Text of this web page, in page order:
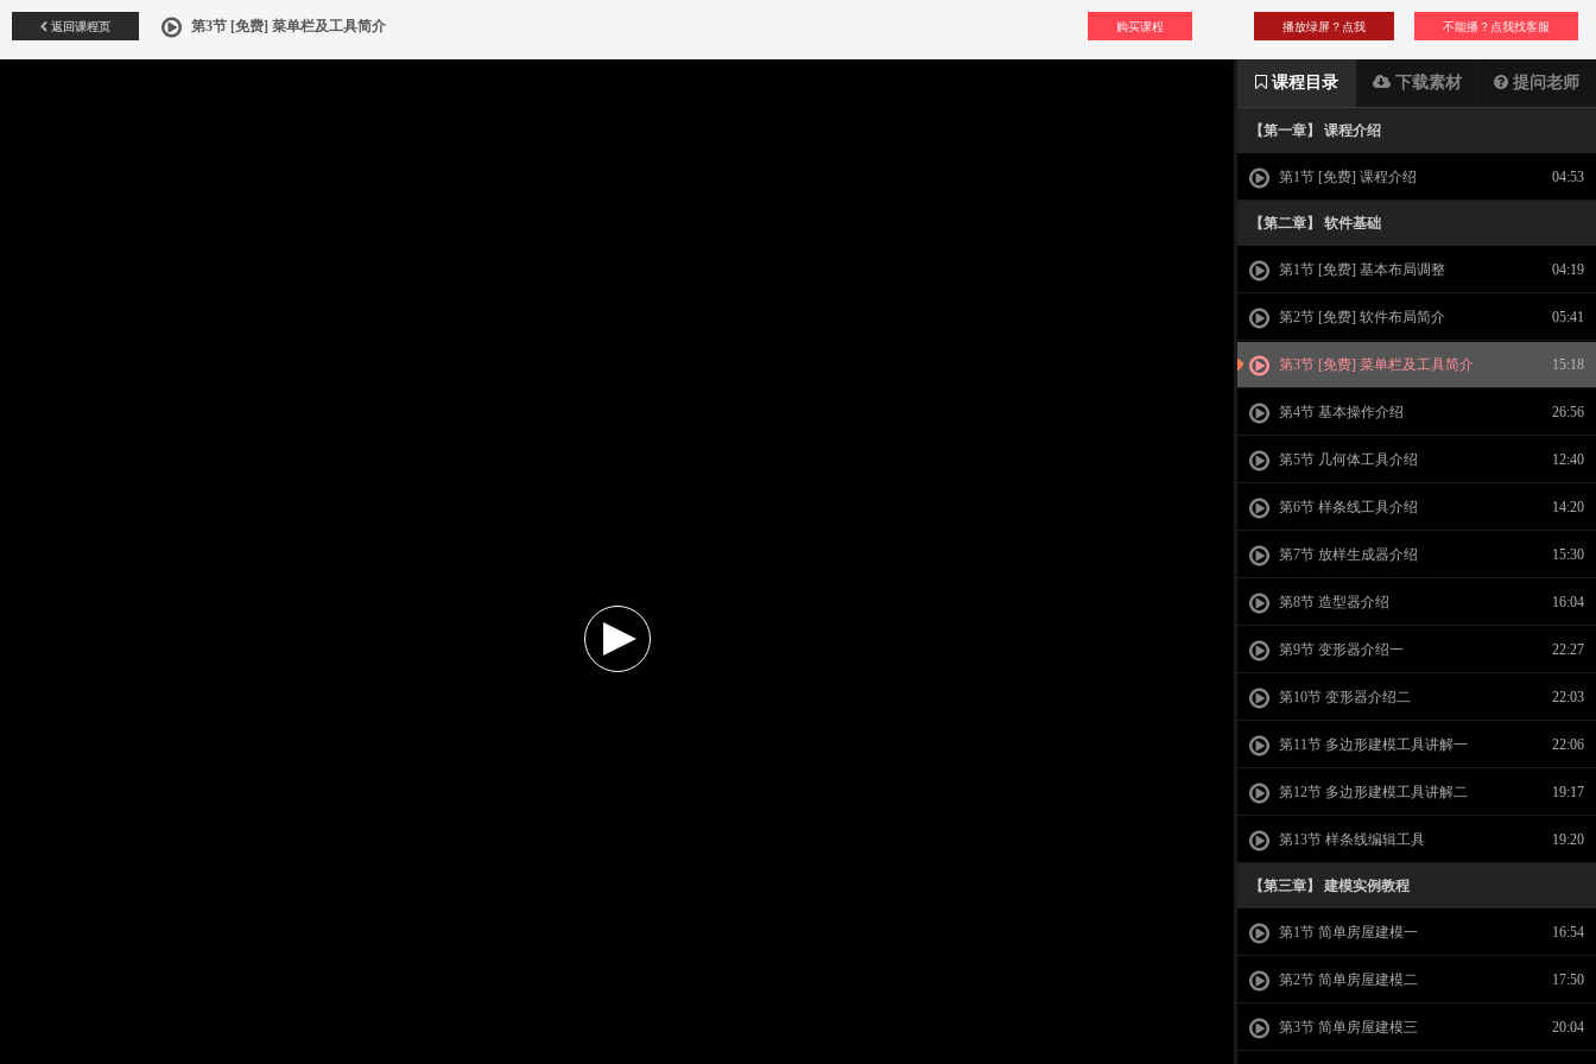
返回课程页 第3节 [免费] 菜单栏及工具简介 购买课程 不能播？点我找客服
播放绿屏？点我
课程目录 下载素材 提问老师
【第一章】 课程介绍
第1节 [免费] 课程介绍 04:53
【第二章】 软件基础
第1节 [免费] 基本布局调整 04:19
第2节 [免费] 软件布局简介 05:41
第3节 [免费] 菜单栏及工具简介 15:18
第4节 基本操作介绍 26:56
第5节 几何体工具介绍 12:40
第6节 样条线工具介绍 14:20
第7节 放样生成器介绍 15:30
第8节 造型器介绍 16:04
第9节 变形器介绍一 22:27
第10节 变形器介绍二 22:03
第11节 多边形建模工具讲解一 22:06
第12节 多边形建模工具讲解二 19:17
第13节 样条线编辑工具 19:20
【第三章】 建模实例教程
第1节 简单房屋建模一 16:54
第2节 简单房屋建模二 17:50
第3节 简单房屋建模三 20:04